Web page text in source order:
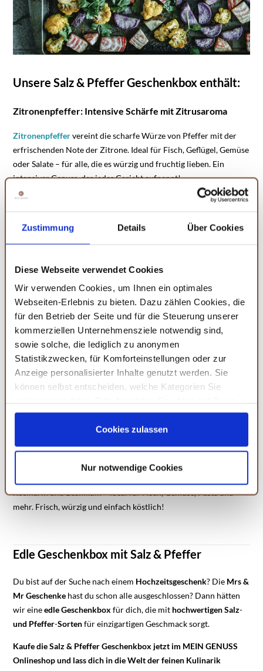
Zustimmung Details Über Cookies
Diese Webseite verwendet Cookies
Wir verwenden Cookies, um Ihnen ein optimales
Webseiten-Erlebnis zu bieten. Dazu zählen Cookies, die
für den Betrieb der Seite und für die Steuerung unserer
kommerziellen Unternehmensziele notwendig sind,
sowie solche, die lediglich zu anonymen
Statistikzwecken, für Komforteinstellungen oder zur
Anzeige personalisierter Inhalte genutzt werden. Sie
können selbst entscheiden, welche Kategorien Sie
Ihrer Einstellungen womöglich nicht mehr alle
Serviceleistungen auf der Seite zur Verfügung stehen.
Sie können Ihre Einwilligung selbstverständlich jederzeit
und diese abändern. Die Rechtmäßigkeit der aufgrund
der Einwilligung bis zum Widerruf erfolgten Verarbeitung
wird hiervon nicht berührt. Weitere Informationen finden
Sie in unseren
Datenschutzhinweisen.
Cookies zulassen
Nur notwendige Cookies
Unsere Salz & Pfeffer Geschenkbox enthält:
Zitronenpfeffer: Intensive Schärfe mit Zitrusaroma
Zitronenpfeffervereint die scharfe Würze von Pfeffer mit der
erfrischenden Note der Zitrone. Ideal für Fisch, Geflügel, Gemüse
oder Salate – für alle, die es würzig und fruchtig lieben. Ein
intensiver Genuss, der jedes Gericht aufpeppt!
Rosa Pfeffer: Farbenfrohe Pfeffervielfalt
UnserRosa Pfeffer
bringt nicht nur Farbe auf den Teller, sondern
jedem Gericht das gewisse Etwas verleiht. Aromatisch und schön
anzusehen!
Steinsalz: Der klassische Alleskönner
UnserSteinsalzist für diekreative Kücheunverzichtbar. Es
aus den Tiefen des Gesteins gewonnen und hat deswegen eine
besondershohe Reinheit.Aufgrund deskräftigen
Salzgeschmacksist es ein vollwertiger Ersatz für herkömmliches
Koch- und Siedesalz. In Kombination mit einem unserer
Kräutersalz: Mediterrane Aromen
Mit unseremKräutersalzholen Sie sich den Geschmack des
Mittelmeers auf den Tisch. Eine harmonische Mischung aus
Rosmarin und Basilikum – ideal für Fisch, Gemüse, Pasta und
mehr. Frisch, würzig und einfach köstlich!
Edle Geschenkbox mit Salz & Pfeffer
Du bist auf der Suche nach einem Hochzeitsgeschenk? Die Mrs &
Mr Geschenke hast du schon alle ausgeschlossen? Dann hätten
wir eineedle Geschenkbox für dich, die mit hochwertigen Salz-
und Pfeffer-Sortenfür einzigartigen Geschmack sorgt.
Kaufe die Salz & Pfeffer Geschenkbox jetzt im MEIN GENUSS
Onlineshop und lass dich in die Welt der feinen Kulinarik